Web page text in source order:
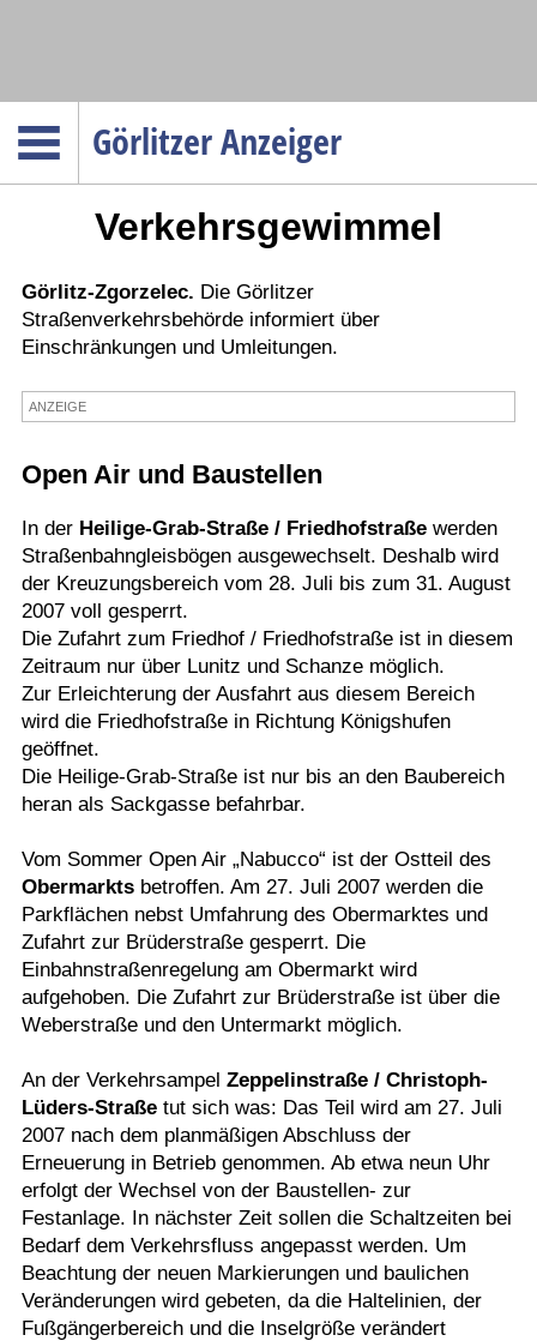
Görlitzer Anzeiger
Menüpunkte
Gesellschaft
Wirtschaft
Verkehr
Kultur
Sport
Termine
Kostenlos
Verkehrsgewimmel
Görlitz-Zgorzelec. Die Görlitzer
Straßenverkehrsbehörde informiert über
Einschränkungen und Umleitungen.
ANZEIGE
Open Air und Baustellen
In derHeilige-Grab-Straße / Friedhofstraße werden
Straßenbahngleisbögen ausgewechselt. Deshalb wird
der Kreuzungsbereich vom 28. Juli bis zum 31. August
2007 voll gesperrt.
Die Zufahrt zum Friedhof / Friedhofstraße ist in diesem
Zeitraum nur über Lunitz und Schanze möglich.
Zur Erleichterung der Ausfahrt aus diesem Bereich
wird die Friedhofstraße in Richtung Königshufen
geöffnet.
Die Heilige-Grab-Straße ist nur bis an den Baubereich
heran als Sackgasse befahrbar.
Vom Sommer Open Air „Nabucco“ ist der Ostteil des
Obermarktsbetroffen. Am 27. Juli 2007 werden die
Parkflächen nebst Umfahrung des Obermarktes und
Zufahrt zur Brüderstraße gesperrt. Die
Einbahnstraßenregelung am Obermarkt wird
aufgehoben. Die Zufahrt zur Brüderstraße ist über die
Weberstraße und den Untermarkt möglich.
An der Verkehrsampel Zeppelinstraße / Christoph-
Lüders-Straßetut sich was: Das Teil wird am 27. Juli
2007 nach dem planmäßigen Abschluss der
Erneuerung in Betrieb genommen. Ab etwa neun Uhr
erfolgt der Wechsel von der Baustellen- zur
Festanlage. In nächster Zeit sollen die Schaltzeiten bei
Bedarf dem Verkehrsfluss angepasst werden. Um
Beachtung der neuen Markierungen und baulichen
Veränderungen wird gebeten, da die Haltelinien, der
Fußgängerbereich und die Inselgröße verändert